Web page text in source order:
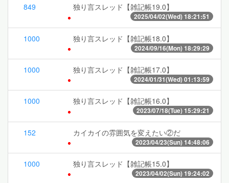
849 独り言スレッド【雑記帳19.0】
2025/04/02(Wed) 18:21:51
1000 独り言スレッド【雑記帳18.0】
2024/09/16(Mon) 18:29:29
1000 独り言スレッド【雑記帳17.0】
2024/01/31(Wed) 01:13:59
1000 独り言スレッド【雑記帳16.0】
2023/07/18(Tue) 15:29:21
152 カイカイの雰囲気を変えたい②だ
2023/04/23(Sun) 14:48:06
1000 独り言スレッド【雑記帳15.0】
2023/04/02(Sun) 19:24:02